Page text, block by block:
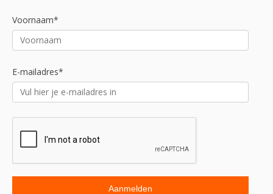
Voornaam*
E-mailadres*